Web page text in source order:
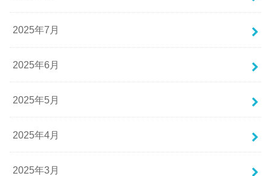
2025年7月
2025年6月
2025年5月
2025年4月
2025年3月